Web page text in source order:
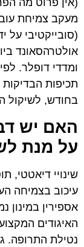
מעקב צמיחת
(סובייקטיבי על
אולטרהסאונד
ומדדי דופלר.
תכיפות הבדיקות
בחודש, לשיקול
האם יש
על מנת
שינויי דיאטטי,
עיכוב בצמיחה
אספירין במינון
האיגודים
נטילת התרופה.